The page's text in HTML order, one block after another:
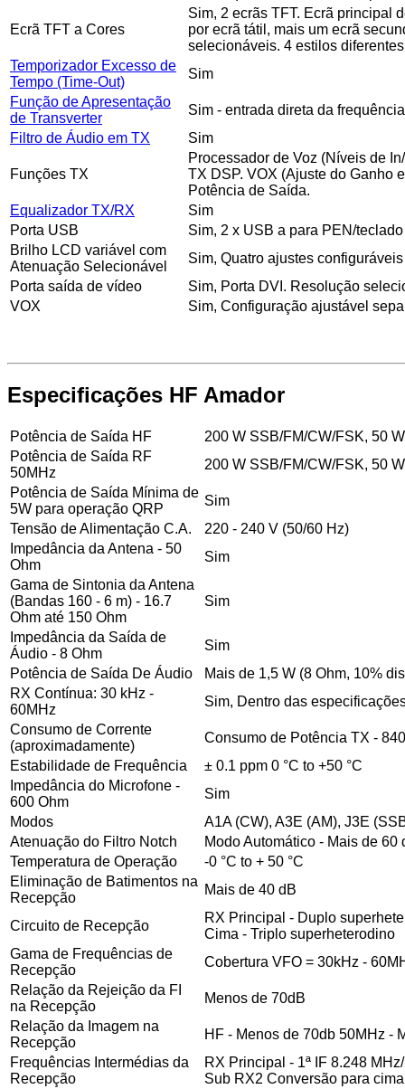
Ecrã TFT a Cores
Sim, 2 ecrãs TFT. Ecrã principal
por ecrã tátil, mais um ecrã
selecionáveis. 4 estilos
Temporizador Excesso de
Tempo (Time-Out)
Sim
Função de Apresentação
de Transverter
Sim - entrada direta da
Filtro de Áudio em TX
Sim
Funções TX
Processador de Voz (Níveis de
TX DSP. VOX (Ajuste do Ganho
Potência de Saída.
Equalizador TX/RX
Sim
Porta USB
Sim, 2 x USB a para PEN/
Brilho LCD variável com
Atenuação Selecionável
Sim, Quatro ajustes configuráveis
Porta saída de vídeo
Sim, Porta DVI. Resolução
VOX
Sim, Configuração ajustável
Especificações HF Amador
Potência de Saída HF
200 W SSB/FM/CW/FSK, 50
Potência de Saída RF
50MHz
200 W SSB/FM/CW/FSK, 50
Potência de Saída Mínima de
5W para operação QRP
Sim
Tensão de Alimentação C.A.
220 - 240 V (50/60 Hz)
Impedância da Antena - 50
Ohm
Sim
Gama de Sintonia da Antena
(Bandas 160 - 6 m) - 16.7
Ohm até 150 Ohm
Sim
Impedância da Saída de
Áudio - 8 Ohm
Sim
Potência de Saída De Áudio
Mais de 1,5 W (8 Ohm, 10%
RX Contínua: 30 kHz -
60MHz
Sim, Dentro das
Consumo de Corrente
(aproximadamente)
Consumo de Potência TX -
Estabilidade de Frequência
± 0.1 ppm 0 °C to +50 °C
Impedância do Microfone -
600 Ohm
Sim
Modos
A1A (CW), A3E (AM), J3E
Atenuação do Filtro Notch
Modo Automático - Mais de
Temperatura de Operação
-0 °C to + 50 °C
Eliminação de Batimentos na
Recepção
Mais de 40 dB
Circuito de Recepção
RX Principal - Duplo
Cima - Triplo superheterodino
Gama de Frequências de
Recepção
Cobertura VFO = 30kHz -
Relação da Rejeição da FI
na Recepção
Menos de 70dB
Relação da Imagem na
Recepção
HF - Menos de 70db 50MHz -
Frequências Intermédias da
Recepção
RX Principal - 1ª IF 8.248
Sub RX2 Conversão para